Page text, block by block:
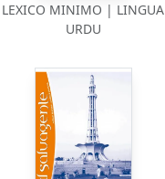
LEXICO MINIMO | LINGUA
URDU